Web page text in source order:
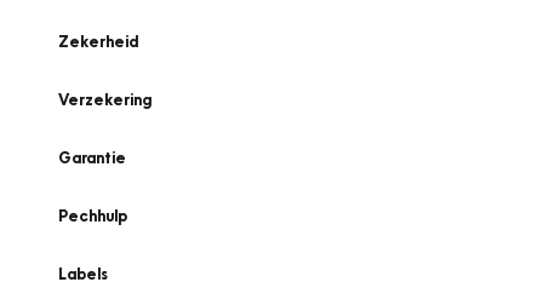
Zekerheid
Verzekering
Garantie
Pechhulp
Labels